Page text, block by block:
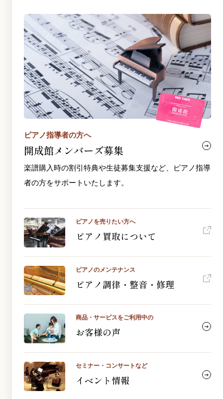
ピアノ指導者の方へ
開成館メンバーズ募集
楽譜購入時の割引特典や生徒募集支援など、ピアノ指導
者の方をサポートいたします。
ピアノを売りたい方へ
ピアノ買取について
ピアノのメンテナンス
ピアノ調律・整音・修理
商品・サービスをご利用中の
お客様の声
セミナー・コンサートなど
イベント情報